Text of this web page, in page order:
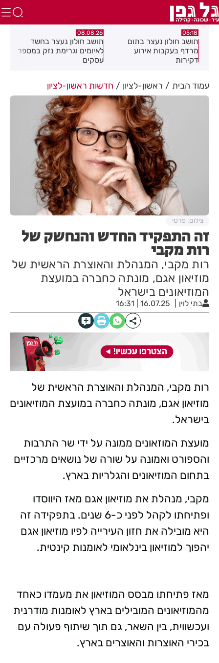
תושב חולון נעצר בחשד
לאיומים וגרימת נזק במספר
עסקים
07.08.26
פרשת ראה - להגיע
20 ולחזור!
עמוד הבית ראשון-לציון חדשות ראשון-לציון
זה התפקיד החדש והנחשק של
רות מקבי
רות מקבי, המנהלת והאוצרת הראשית של
מוזיאון אגם, מונתה כחברה במועצת
המוזיאונים בישראל
בתי לוין 16.07.25 | 16:31
צילום: פרטי
רות מקבי, המנהלת והאוצרת הראשית של
מוזיאון אגם, מונתה כחברה במועצת המוזיאונים
בישראל.
מועצת המוזאונים ממונה על ידי שר התרבות
והספורט ואמונה על שורה של נושאים מרכזיים
בתחום המוזיאונים והגלריות בארץ.
מקבי, מנהלת את מוזיאון אגם מאז היווסדו
ופתיחתו לקהל לפני כ-6 שנים. בתפקידה זה
היא מובילה את חזון העירייה לפיו מוזיאון אגם
יהפוך למוזיאון בינלאומי לאומנות קינטית.
מאז פתיחתו מבסס המוזיאון את מעמדו כאחד
מהמוזיאונים המובילים בארץ לאומנות מודרנית
ועכשווית, בין השאר, גם תוך שיתוף פעולה עם
בכירי האוצרות והאוצרים בארץ.